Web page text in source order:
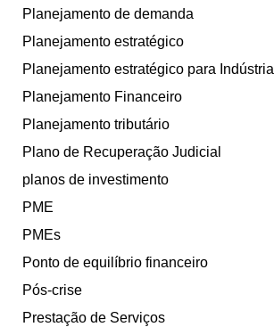
Planejamento de demanda
Planejamento estratégico
Planejamento estratégico para Indústria
Planejamento Financeiro
Planejamento tributário
Plano de Recuperação Judicial
planos de investimento
PME
PMEs
Ponto de equilíbrio financeiro
Pós-crise
Prestação de Serviços